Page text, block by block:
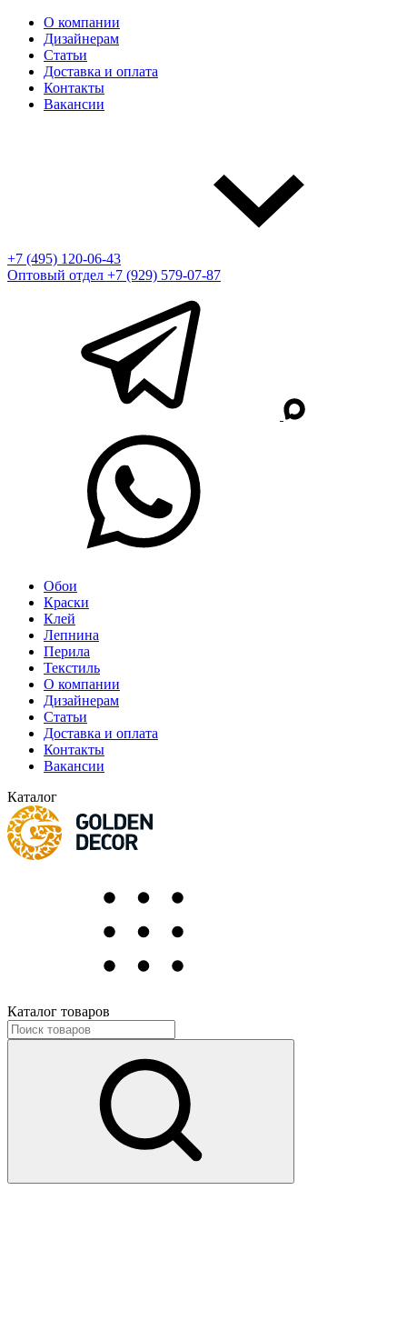
О компании
Дизайнерам
Статьи
Доставка и оплата
Контакты
Вакансии
+7 (495) 120-06-43
Оптовый отдел +7 (929) 579-07-87
Обои
Краски
Клей
Лепнина
Перила
Текстиль
О компании
Дизайнерам
Статьи
Доставка и оплата
Контакты
Вакансии
Каталог
Каталог товаров